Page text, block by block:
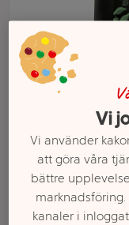
Vi
Vi använder
att göra våra
bättre
kanaler i